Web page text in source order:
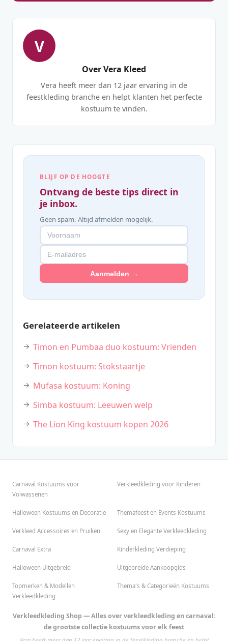
V
Over Vera Kleed
Vera heeft meer dan 12 jaar ervaring in de
feestkleding branche en helpt klanten het perfecte
kostuum te vinden.
BLIJF OP DE HOOGTE
Ontvang de beste tips direct in
je inbox.
Geen spam. Altijd afmelden mogelijk.
Aanmelden →
Gerelateerde artikelen
Timon en Pumbaa duo kostuum: Vrienden
Timon kostuum: Stokstaartje
Mufasa kostuum: Koning
Simba kostuum: Leeuwen welp
The Lion King kostuum kopen 2026
Carnaval Kostuums voor
Volwassenen
Verkleedkleding voor Kinderen
Halloween Kostuums en Decoratie Themafeest en Events Kostuums
Verkleed Accessoires en Pruiken Sexy en Elegante Verkleedkleding
Carnaval Extra Kinderkleding Verdieping
Halloween Uitgebreid Uitgebreide Aankoopgids
Topmerken & Modellen
Verkleedkleding
Thema's & Categorieën Kostuums
Verkleedkleding Shop — Alles over verkleedkleding en carnaval:
de grootste collectie kostuums voor elk feest